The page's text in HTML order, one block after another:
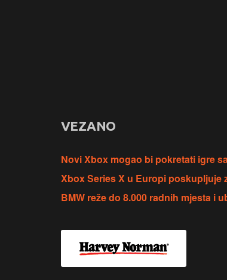
VEZANO
Novi Xbox mogao bi pokretati igre
Xbox Series X u Europi poskupljuje
BMW reže do 8.000 radnih mjesta i